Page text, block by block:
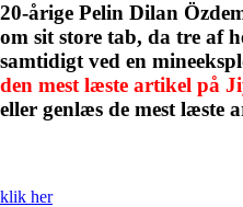
20-årige Pelin Dilan
om sit store tab, da tre af
samtidigt ved en
den mest læste artikel på
eller genlæs de mest læste
klik her